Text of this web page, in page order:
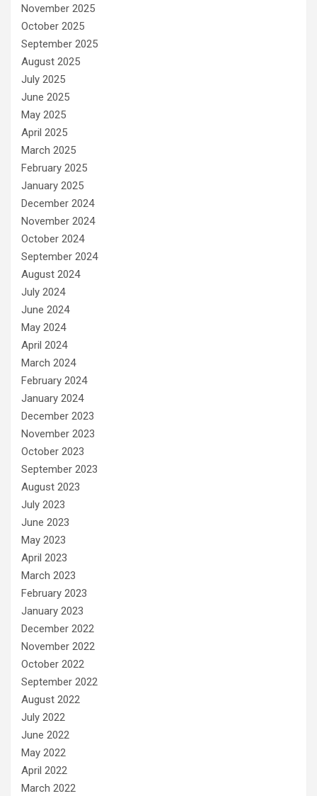
November 2025
October 2025
September 2025
August 2025
July 2025
June 2025
May 2025
April 2025
March 2025
February 2025
January 2025
December 2024
November 2024
October 2024
September 2024
August 2024
July 2024
June 2024
May 2024
April 2024
March 2024
February 2024
January 2024
December 2023
November 2023
October 2023
September 2023
August 2023
July 2023
June 2023
May 2023
April 2023
March 2023
February 2023
January 2023
December 2022
November 2022
October 2022
September 2022
August 2022
July 2022
June 2022
May 2022
April 2022
March 2022